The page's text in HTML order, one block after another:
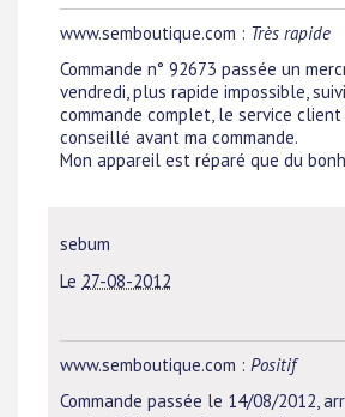
www.semboutique.com : Très rapide
Commande n° 92673 passée un
vendredi, plus rapide impossible,
commande complet, le service client
conseillé avant ma commande.
Mon appareil est réparé que du
sebum
Le 27-08-2012
www.semboutique.com : Positif
Commande passée le 14/08/2012,